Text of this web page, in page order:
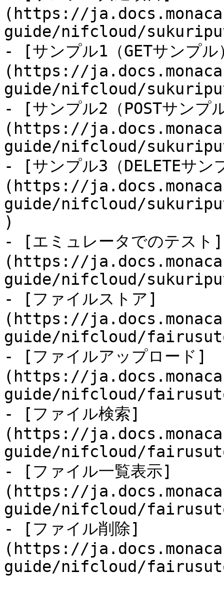
(https://
guide/nifcloud/
- [サンプル1（GETサンプ
(https://
guide/nifcloud/
- [サンプル2（POSTサンプ
(https://
guide/nifcloud/
- [サンプル3（DELETEサン
(https://
guide/nifcloud/
)
- [エミュレータでのテスト]
(https://
guide/nifcloud/
- [ファイルストア]
(https://
guide/nifcloud/
- [ファイルアップロード]
(https://
guide/nifcloud/
- [ファイル検索]
(https://
guide/nifcloud/
- [ファイル一覧表示]
(https://
guide/nifcloud/
- [ファイル削除]
(https://